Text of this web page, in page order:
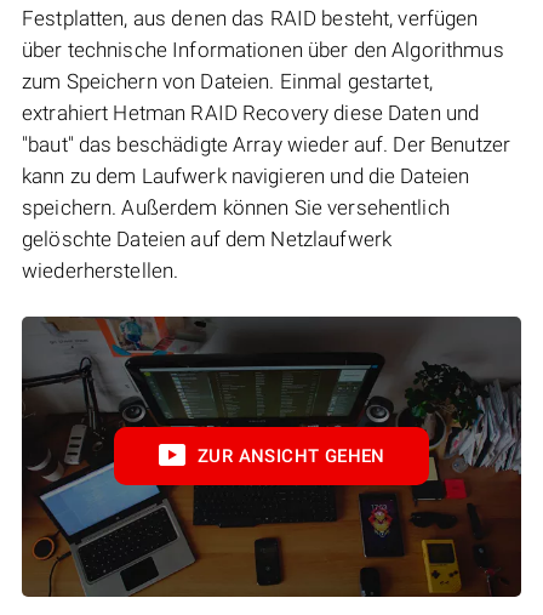
Festplatten, aus denen das RAID besteht, verfügen
über technische Informationen über den Algorithmus
zum Speichern von Dateien. Einmal gestartet,
extrahiert Hetman RAID Recovery diese Daten und
"baut" das beschädigte Array wieder auf. Der Benutzer
kann zu dem Laufwerk navigieren und die Dateien
speichern. Außerdem können Sie versehentlich
gelöschte Dateien auf dem Netzlaufwerk
wiederherstellen.
ZUR ANSICHT GEHEN